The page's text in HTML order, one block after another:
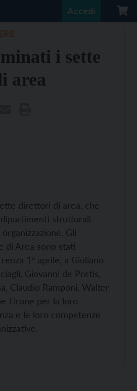
Accedi
i sette
area
direttori di area, che
strutturali
Gli
di Area sono stati
1° aprile, a Giuliano
Giovanni de Pretis,
Claudio Ramponi, Walter
Tirone per la loro
e le loro competenze